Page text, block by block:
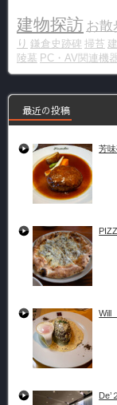
建物探訪 お
り 鎌倉史跡碑 掃苔
陵墓 PC・AV関連機
最近の投稿
芳
Will
De’